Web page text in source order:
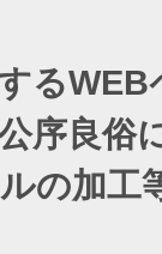
る
序良俗
の加工